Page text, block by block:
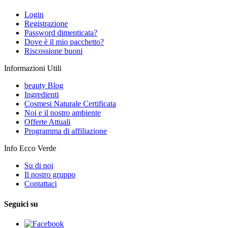
Login
Registrazione
Password dimenticata?
Dove è il mio pacchetto?
Riscossione buoni
Informazioni Utili
beauty Blog
Ingredienti
Cosmesi Naturale Certificata
Noi e il nostro ambiente
Offerte Attuali
Programma di affiliazione
Info Ecco Verde
Su di noi
Il nostro gruppo
Contattaci
Seguici su